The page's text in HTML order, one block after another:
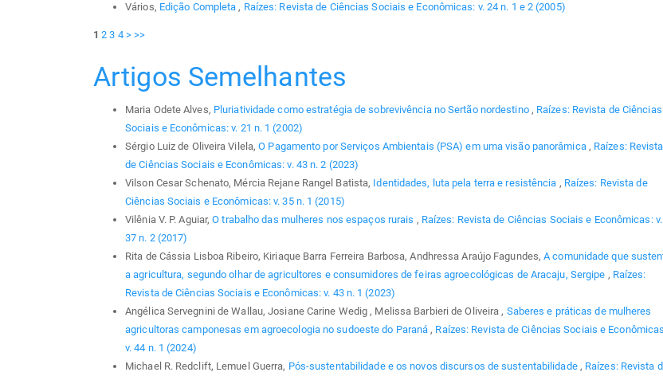
Vários, Edição Completa, Raízes: Revista de Ciências Sociais e Econômicas: v. 24 n. 1 e 2 (2005)
1 2 3 4 > >>
Artigos Semelhantes
Maria Odete Alves, Pluriatividade como estratégia de sobrevivência no Sertão nordestino , Raízes: Revista de Ciências
Sociais e Econômicas: v. 21 n. 1 (2002)
Sérgio Luiz de Oliveira Vilela,O Pagamento por Serviços Ambientais (PSA) em uma visão panorâmica , Raízes: Revista
de Ciências Sociais e Econômicas: v. 43 n. 2 (2023)
Vilson Cesar Schenato, Mércia Rejane Rangel Batista, Identidades, luta pela terra e resistência , Raízes: Revista de
Ciências Sociais e Econômicas: v. 35 n. 1 (2015)
Vilênia V. P. Aguiar,O trabalho das mulheres nos espaços rurais , Raízes: Revista de Ciências Sociais e Econômicas: v.
37 n. 2 (2017)
Rita de Cássia Lisboa Ribeiro, Kiriaque Barra Ferreira Barbosa, Andhressa Araújo Fagundes,A comunidade que
a agricultura, segundo olhar de agricultores e consumidores de feiras agroecológicas de Aracaju, Sergipe , Raízes:
Revista de Ciências Sociais e Econômicas: v. 43 n. 1 (2023)
Angélica Servegnini de Wallau, Josiane Carine Wedig , Melissa Barbieri de Oliveira , Saberes e práticas de mulheres
agricultoras camponesas em agroecologia no sudoeste do Paraná, Raízes: Revista de Ciências Sociais e
v. 44 n. 1 (2024)
Michael R. Redclift, Lemuel Guerra, Pós-sustentabilidade e os novos discursos de sustentabilidade , Raízes: Revista